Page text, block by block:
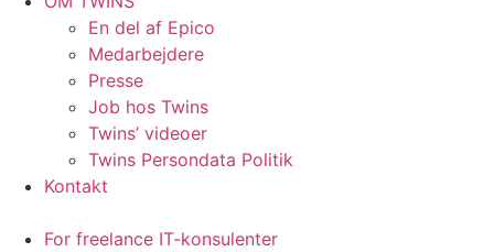
En del af Epico
Medarbejdere
Presse
Job hos Twins
Twins’ videoer
Twins Persondata Politik
Kontakt
For freelance IT-konsulenter